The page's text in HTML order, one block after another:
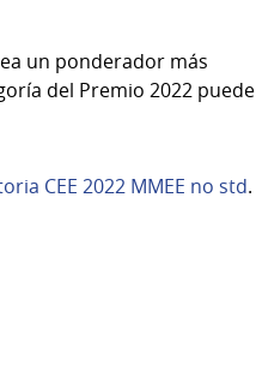
un ponderador más
del Premio 2022 puede
CEE 2022 MMEE no std.